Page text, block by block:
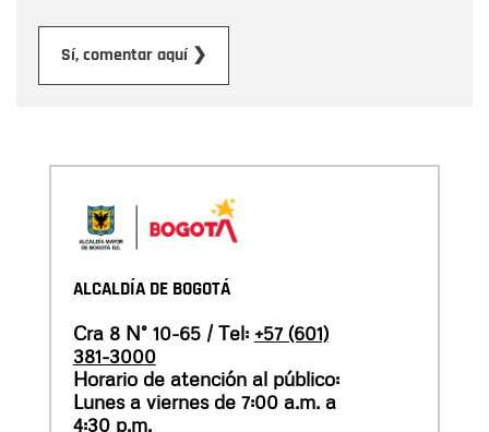
Sí, comentar aquí ❯
ALCALDÍA DE BOGOTÁ
Cra 8 N° 10-65 / Tel: +57 (601)
381-3000
Horario de atención al público:
Lunes a viernes de 7:00 a.m. a
4:30 p.m.